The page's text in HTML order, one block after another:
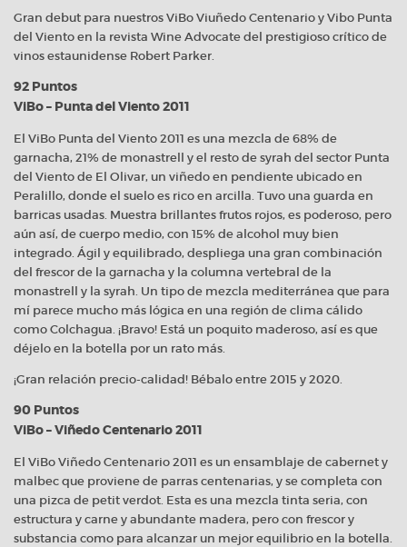
Gran debut para nuestros ViBo Viuñedo Centenario y Vibo Punta
del Viento en la revista Wine Advocate del prestigioso crítico de
vinos estaunidense Robert Parker.
92 Puntos
ViBo – Punta del Viento 2011
El ViBo Punta del Viento 2011 es una mezcla de 68% de
garnacha, 21% de monastrell y el resto de syrah del sector Punta
del Viento de El Olivar, un viñedo en pendiente ubicado en
Peralillo, donde el suelo es rico en arcilla. Tuvo una guarda en
barricas usadas. Muestra brillantes frutos rojos, es poderoso, pero
aún así, de cuerpo medio, con 15% de alcohol muy bien
integrado. Ágil y equilibrado, despliega una gran combinación
del frescor de la garnacha y la columna vertebral de la
monastrell y la syrah. Un tipo de mezcla mediterránea que para
mí parece mucho más lógica en una región de clima cálido
como Colchagua. ¡Bravo! Está un poquito maderoso, así es que
déjelo en la botella por un rato más.
¡Gran relación precio-calidad! Bébalo entre 2015 y 2020.
90 Puntos
ViBo – Viñedo Centenario 2011
El ViBo Viñedo Centenario 2011 es un ensamblaje de cabernet y
malbec que proviene de parras centenarias, y se completa con
una pizca de petit verdot. Esta es una mezcla tinta seria, con
estructura y carne y abundante madera, pero con frescor y
substancia como para alcanzar un mejor equilibrio en la botella.